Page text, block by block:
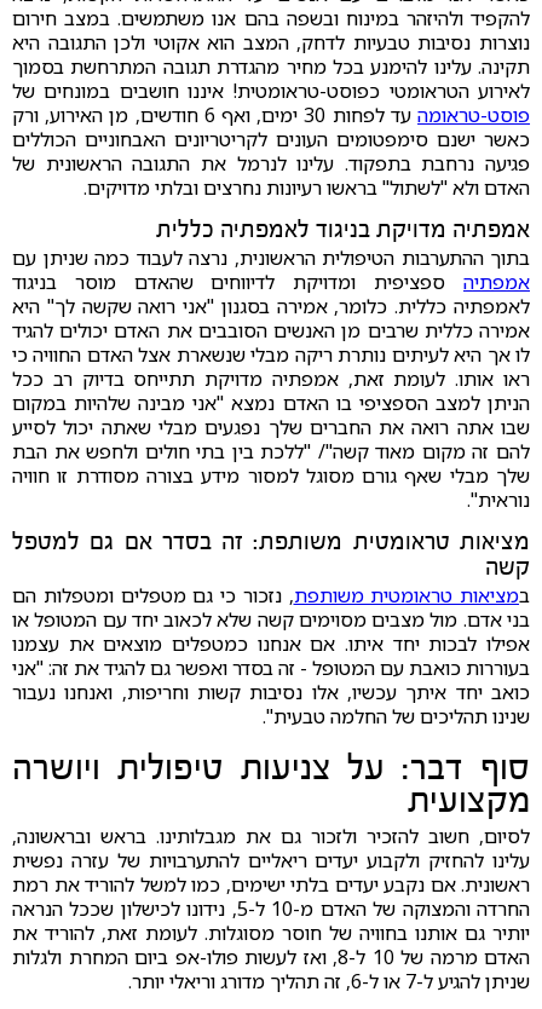
להקפיד ולהיזהר במינוח ובשפה בהם אנו משתמשים. במצב חירום
נוצרות נסיבות טבעיות לדחק, המצב הוא אקוטי ולכן התגובה היא
תקינה. עלינו להימנע בכל מחיר מהגדרת תגובה המתרחשת בסמוך
לאירוע הטראומטי כפוסט-טראומטית! איננו חושבים במונחים של
פוסט-טראומה
עד לפחות 30 ימים, ואף 6 חודשים, מן האירוע, ורק
כאשר ישנם סימפטומים העונים לקריטריונים האבחוניים הכוללים
פגיעה נרחבת בתפקוד. עלינו לנרמל את התגובה הראשונית של
האדם ולא "לשתול" בראשו רעיונות נחרצים ובלתי מדויקים.
אמפתיה מדויקת בניגוד לאמפתיה כללית
בתוך ההתערבות הטיפולית הראשונית, נרצה לעבוד כמה שניתן עם
אמפתיה ספציפית ומדויקת לדיווחים שהאדם מוסר בניגוד
לאמפתיה כללית. כלומר, אמירה בסגנון "אני רואה שקשה לך" היא
אמירה כללית שרבים מן האנשים הסובבים את האדם יכולים להגיד
לו אך היא לעיתים נותרת ריקה מבלי שנשארת אצל האדם החוויה כי
ראו אותו. לעומת זאת, אמפתיה מדויקת תתייחס בדיוק רב ככל
הניתן למצב הספציפי בו האדם נמצא "אני מבינה שלהיות במקום
שבו אתה רואה את החברים שלך נפגעים מבלי שאתה יכול לסייע
להם זה מקום מאוד קשה"/ "ללכת בין בתי חולים ולחפש את הבת
שלך מבלי שאף גורם מסוגל למסור מידע בצורה מסודרת זו חוויה
נוראית".
מציאות טראומטית משותפת: זה בסדר אם גם למטפל
קשה
במציאות טראומטית משותפת, נזכור כי גם מטפלים ומטפלות הם
בני אדם. מול מצבים מסוימים קשה שלא לכאוב יחד עם המטופל או
אפילו לבכות יחד איתו. אם אנחנו כמטפלים מוצאים את עצמנו
בעוררות כואבת עם המטופל - זה בסדר ואפשר גם להגיד את זה: "אני
כואב יחד איתך עכשיו, אלו נסיבות קשות וחריפות, ואנחנו נעבור
שנינו תהליכים של החלמה טבעית".
סוף דבר: על צניעות טיפולית ויושרה
מקצועית
לסיום, חשוב להזכיר ולזכור גם את מגבלותינו. בראש ובראשונה,
עלינו להחזיק ולקבוע יעדים ריאליים להתערבויות של עזרה נפשית
ראשונית. אם נקבע יעדים בלתי ישימים, כמו למשל להוריד את רמת
החרדה והמצוקה של האדם מ-10 ל-5, נידונו לכישלון שככל הנראה
יותיר גם אותנו בחוויה של חוסר מסוגלות. לעומת זאת, להוריד את
האדם מרמה של 10 ל-8, ואז לעשות פולו-אפ ביום המחרת ולגלות
שניתן להגיע ל-7 או ל-6, זה תהליך מדורג וריאלי יותר.